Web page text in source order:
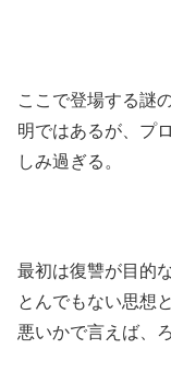
ここで登場する謎
明ではあるが、プ
しみ過ぎる。
最初は復讐が目的
とんでもない思想
悪いかで言えば、